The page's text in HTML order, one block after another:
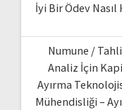
İyi Bir Ödev Nasıl
Numune /
Analiz İçin
Ayırma
Mühendisliği –